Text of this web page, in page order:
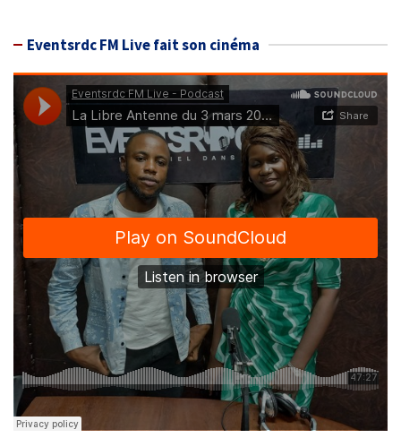
Eventsrdc FM Live fait son cinéma